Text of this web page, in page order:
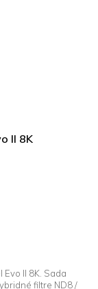
II 8K
II 8K. Sada
filtre ND8 /